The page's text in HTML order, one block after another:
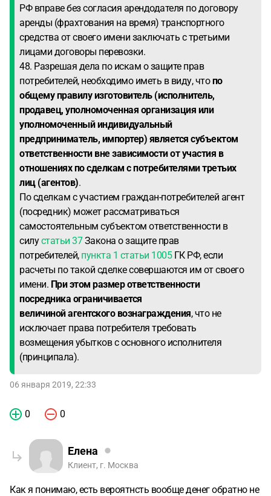
РФ вправе без согласия арендодателя по договору
аренды (фрахтования на время) транспортного
средства от своего имени заключать с третьими
лицами договоры перевозки.
48. Разрешая дела по искам о защите прав
потребителей, необходимо иметь в виду, чтопо
общему правилу изготовитель (исполнитель,
продавец, уполномоченная организация или
уполномоченный индивидуальный
предприниматель, импортер) является субъектом
ответственности вне зависимости от участия в
отношениях по сделкам с потребителями третьих
лиц (агентов).
По сделкам с участием граждан-потребителей агент
(посредник) может рассматриваться
самостоятельным субъектом ответственности в
силустатьи 37Закона о защите прав
потребителей, пункта 1 статьи 1005ГК РФ, если
расчеты по такой сделке совершаются им от своего
имени. При этом размер ответственности
посредника ограничивается
величиной агентского вознаграждения, что не
исключает права потребителя требовать
возмещения убытков с основного исполнителя
(принципала).
06 января 2019, 22:33
0 0
Елена
Клиент, г. Москва
Как я понимаю, есть вероятнсть вообще денег обратно не